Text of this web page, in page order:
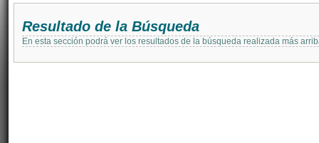
Resultado de la Búsqueda
En esta sección podrá ver los resultados de la búsqueda realizada más